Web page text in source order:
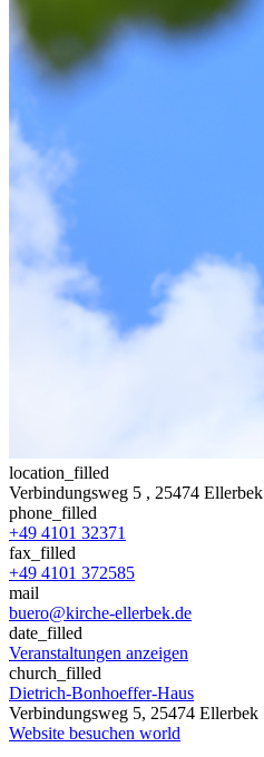
location_filled
Verbindungsweg 5 , 25474 Ellerbek
phone_filled
+49 4101 32371
fax_filled
+49 4101 372585
mail
buero@kirche-ellerbek.de
date_filled
Veranstaltungen anzeigen
church_filled
Dietrich-Bonhoeffer-Haus
Verbindungsweg 5, 25474 Ellerbek
Website besuchen world